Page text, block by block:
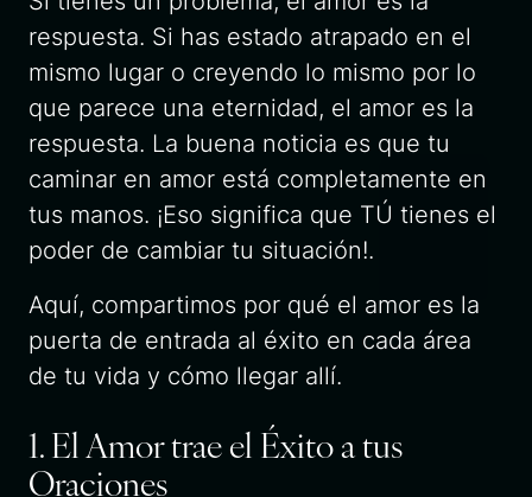
respuesta. Si has estado atrapado en el
mismo lugar o creyendo lo mismo por lo
que parece una eternidad, el amor es la
respuesta. La buena noticia es que tu
caminar en amor está completamente en
tus manos. ¡Eso significa que TÚ tienes el
poder de cambiar tu situación!.
Aquí, compartimos por qué el amor es la
puerta de entrada al éxito en cada área
de tu vida y cómo llegar allí.
1. El Amor trae el Éxito a tus
Oraciones